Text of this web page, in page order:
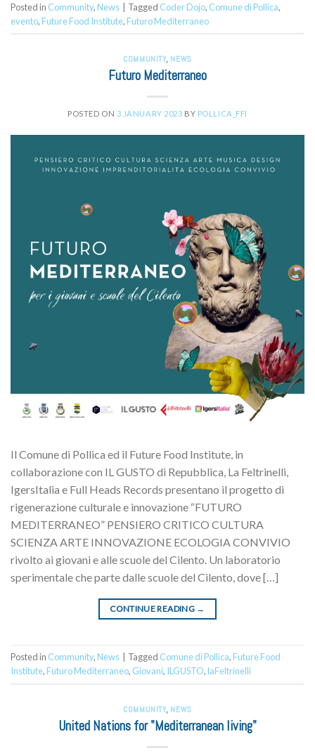
Posted in Community, News Tagged Coder Dojo, Comune di Pollica,
evento, Future Food Institute, Futuro Mediterraneo
COMMUNITY, NEWS
Futuro Mediterraneo
POSTED ON 3 JANUARY 2023 BY POLLICA_FFI
Il Comune di Pollica ed il Future Food Institute, in
collaborazione con IL GUSTO di Repubblica, La Feltrinelli,
IgersItalia e Full Heads Records presentano il progetto di
rigenerazione culturale e innovazione “FUTURO
MEDITERRANEO” PENSIERO CRITICO CULTURA
SCIENZA ARTE INNOVAZIONE ECOLOGIA CONVIVIO
rivolto ai giovani e alle scuole del Cilento. Un laboratorio
sperimentale che parte dalle scuole del Cilento, dove […]
CONTINUE READING →
Posted in Community, News Tagged Comune di Pollica, Future Food
Institute, Futuro Mediterraneo, Giovani, ILGUSTO, laFeltrinelli
COMMUNITY, NEWS
United Nations for "Mediterranean living"